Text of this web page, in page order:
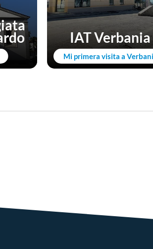
Mi primera visita a
IAT Verbania